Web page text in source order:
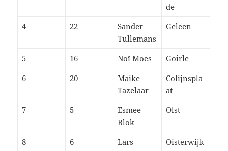
de
4
22
Sander
Tullemans
Geleen
5 16 Noï Moes
Goirle
6
20
Maike
Tazelaar
Colijnspla
at
7
5
Esmee
Blok
Olst
8 6
Lars
Oisterwijk